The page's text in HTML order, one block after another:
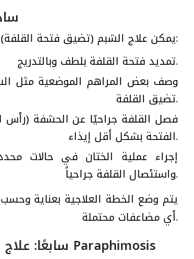
يمكن علاج الشبم (تضيق فتحة القلفة) عن طريق:
تمديد فتحة القلفة بلطف وبالتدريج.
وصف بعض المراهم الموضعية مثل
تضيق القلفة.
فصل القلفة جراحيًا عن الحشفة (رأس
الفتحة بشكل أقل إيذاء.
إجراء عملية الختان في حالات
واستئصال القلفة جراحياً.
يتم وضع الخطة العلاجية بعناية
أي مضاعفات محتملة.
سابعًا: علاج للبارافيموسيس Paraphimosis